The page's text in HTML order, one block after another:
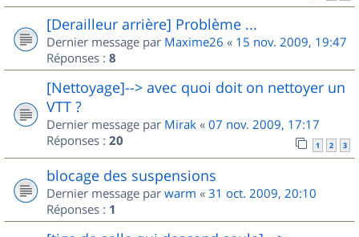
[Derailleur arrière] Problème ...
Dernier message par Maxime26 « 15 nov. 2009, 19:47
Réponses : 8
[Nettoyage]--> avec quoi doit on nettoyer un
VTT ?
Dernier message par Mirak « 07 nov. 2009, 17:17
Réponses : 20 1 2 3
blocage des suspensions
Dernier message par warm « 31 oct. 2009, 20:10
Réponses : 1